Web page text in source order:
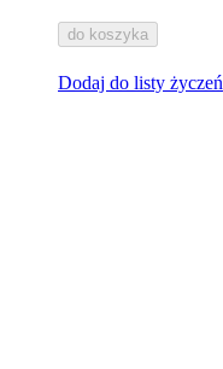
do koszyka
Dodaj do listy życzeń